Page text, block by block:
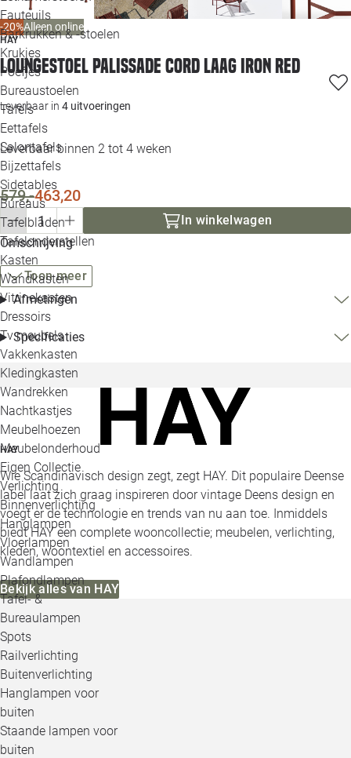
Fauteuils
Barkrukken & -stoelen
Krukjes
Poefjes
Bureaustoelen
Tafels
Eettafels
Salontafels
Bijzettafels
Sidetables
Bureaus
Tafelbladen
Tafelonderstellen
Kasten
Wandkasten
Vitrinekasten
Dressoirs
Tv meubels
Vakkenkasten
Kledingkasten
Wandrekken
Nachtkastjes
Meubelhoezen
Meubelonderhoud
Eigen Collectie
Verlichting
Binnenverlichting
Hanglampen
Vloerlampen
Wandlampen
Plafondlampen
Tafel- &
Bureaulampen
Spots
Railverlichting
Buitenverlichting
Hanglampen voor
buiten
Staande lampen voor
buiten
Alle
-20%Alleen online
HAY
Loungestoel Palissade Cord laag iron red
Leverbaar in 4 uitvoeringen
Leverbaar binnen 2 tot 4 weken
579,-463,20
In winkelwagen
Omschrijving
Toon meer
Afmetingen
Specificaties
HAY
Wie Scandinavisch design zegt, zegt HAY. Dit populaire Deense
label laat zich graag inspireren door vintage Deens design en
voegt er de technologie en trends van nu aan toe. Inmiddels
biedt HAY een complete wooncollectie; meubelen, verlichting,
kleden, woontextiel en accessoires.
Bekijk alles van HAY